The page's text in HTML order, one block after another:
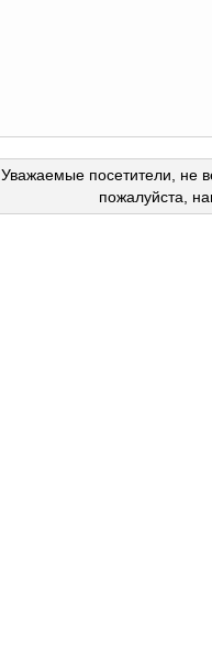
Уважаемые посетители, не
пожалуйста,